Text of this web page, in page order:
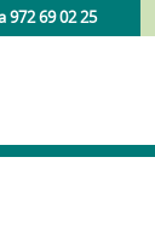
972 69 02 25